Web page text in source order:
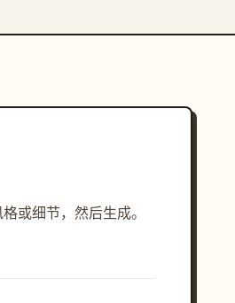
或细节，然后生成。